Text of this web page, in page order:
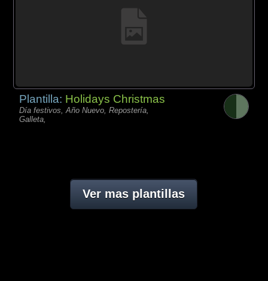
Plantilla: Holidays Christmas
Día festivos, Año Nuevo, Repostería,
Galleta,
Ver mas plantillas